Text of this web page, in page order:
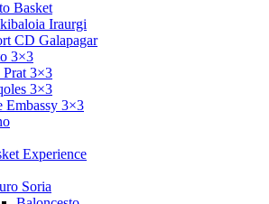
Basket
Iraurgi
CD Galapagar
3×3
3×3
3×3
Embassy 3×3
Experience
Soria